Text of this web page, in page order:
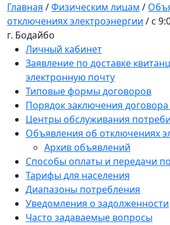
Главная /Физическим лицам /
отключениях электроэнергии / с
г. Бодайбо
Личный кабинет
Заявление по доставке
электронную почту
Типовые формы договоров
Порядок заключения
Центры обслуживания
Объявления об отключениях
Архив объявлений
Способы оплаты и передачи
Тарифы для населения
Диапазоны потребления
Уведомления о задолженности
Часто задаваемые вопросы